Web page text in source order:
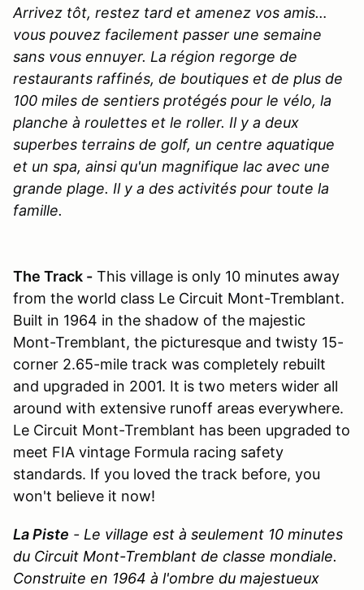
Arrivez tôt, restez tard et amenez vos amis…
vous pouvez facilement passer une semaine
sans vous ennuyer. La région regorge de
restaurants raffinés, de boutiques et de plus de
100 miles de sentiers protégés pour le vélo, la
planche à roulettes et le roller. Il y a deux
superbes terrains de golf, un centre aquatique
et un spa, ainsi qu'un magnifique lac avec une
grande plage. Il y a des activités pour toute la
famille.
The Track - This village is only 10 minutes away
from the world class Le Circuit Mont-Tremblant.
Built in 1964 in the shadow of the majestic
Mont-Tremblant, the picturesque and twisty 15-
corner 2.65-mile track was completely rebuilt
and upgraded in 2001. It is two meters wider all
around with extensive runoff areas everywhere.
Le Circuit Mont-Tremblant has been upgraded to
meet FIA vintage Formula racing safety
standards. If you loved the track before, you
won't believe it now!
La Piste - Le village est à seulement 10 minutes
du Circuit Mont-Tremblant de classe mondiale.
Construite en 1964 à l'ombre du majestueux